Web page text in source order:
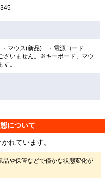
・マウス(新品) ・電源コード
ざいません。※キーボード、マウ
す。
について
れています。
品や保管などで僅かな状態変化が